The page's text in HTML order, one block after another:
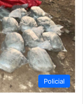
Policial